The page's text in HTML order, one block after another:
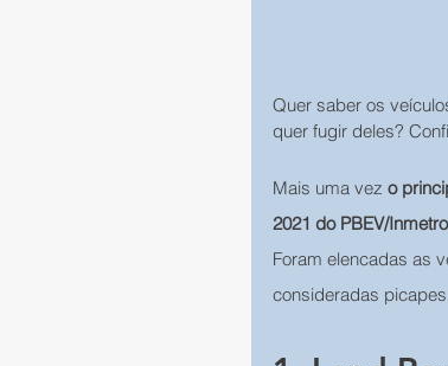
Quer saber os
quer fugir deles?
Mais uma vez o
2021 do PBEV/Inmetro
Foram elencadas as
consideradas